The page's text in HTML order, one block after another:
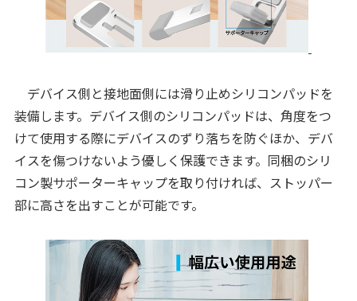
デバイス側と接地面側には滑り止めシリコンパッドを
装備します。デバイス側のシリコンパッドは、角度をつ
けて使用する際にデバイスのずり落ちを防ぐほか、デバ
イスを傷つけないよう優しく保護できます。同梱のシリ
コン製サポーターキャップを取り付ければ、ストッパー
部に高さを出すことが可能です。